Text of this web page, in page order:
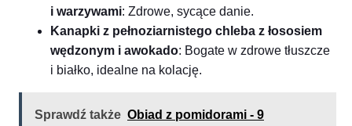
i warzywami: Zdrowe, sycące danie.
Kanapki z pełnoziarnistego chleba z łososiem
wędzonym i awokado: Bogate w zdrowe tłuszcze
i białko, idealne na kolację.
Sprawdź także Obiad z pomidorami - 9